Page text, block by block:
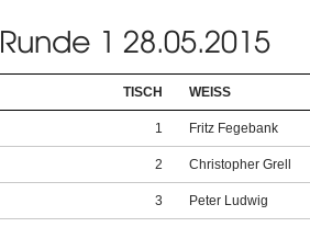
Runde 1 28.05.2015
TISCH WEISS
1 Fritz Fegebank
2 Christopher Grell
3 Peter Ludwig